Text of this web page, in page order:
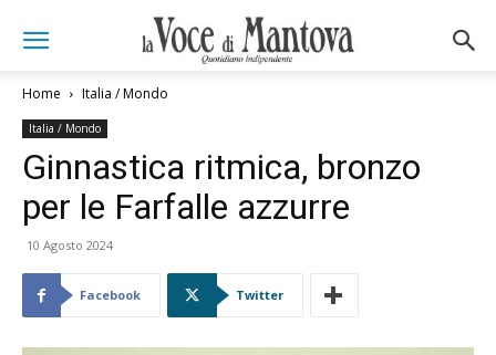
Home Italia / Mondo
Italia / Mondo
Ginnastica ritmica, bronzo
per le Farfalle azzurre
10 Agosto 2024
Facebook Twitter